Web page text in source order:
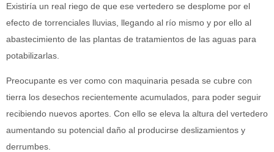
Existiría un real riego de que ese vertedero se desplome por el
efecto de torrenciales lluvias, llegando al río mismo y por ello al
abastecimiento de las plantas de tratamientos de las aguas para
potabilizarlas.
Preocupante es ver como con maquinaria pesada se cubre con
tierra los desechos recientemente acumulados, para poder seguir
recibiendo nuevos aportes. Con ello se eleva la altura del vertedero
aumentando su potencial daño al producirse deslizamientos y
derrumbes.